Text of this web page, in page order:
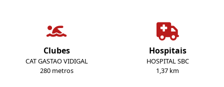
Clubes
CAT GASTAO VIDIGAL
280 metros
Hospitais
HOSPITAL SBC
1,37 km